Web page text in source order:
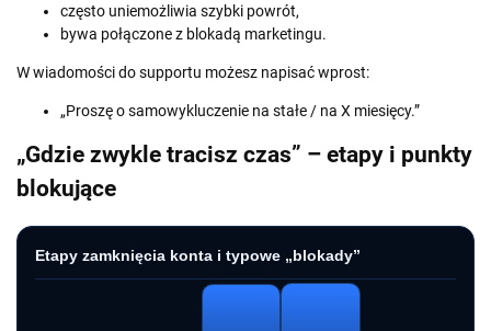
często uniemożliwia szybki powrót,
bywa połączone z blokadą marketingu.
W wiadomości do supportu możesz napisać wprost:
„Proszę o samowykluczenie na stałe / na X miesięcy.”
„Gdzie zwykle tracisz czas” – etapy i punkty
blokujące
Etapy zamknięcia konta i typowe „blokady”